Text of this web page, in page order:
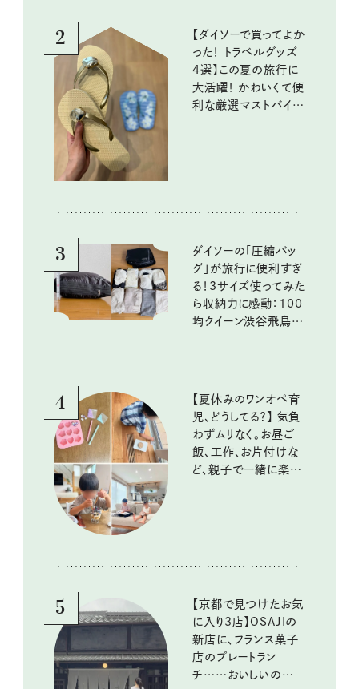
2
【ダイソーで買ってよか
った！ トラベルグッズ
4選】この夏の旅行に
大活躍！ かわいくて便
利な厳選マストバイア
3
ダイソーの「圧縮バッ
グ」が旅行に便利すぎ
る！3サイズ使ってみた
ら収納力に感動：100
均クイーン渋谷飛鳥の
4
【夏休みのワンオペ育
児、どうしてる？】 気負
わずムリなく。お昼ご
飯、工作、お片付けな
ど、親子で一緒に楽し
5
【京都で見つけたお気
に入り3店】OSAJIの
新店に、フランス菓子
店のプレートラン
チ……おいしいのんび